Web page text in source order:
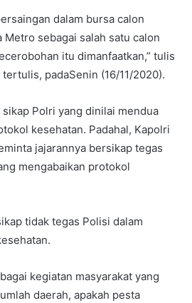
dalam bursa calon
Metro sebagai salah satu calon
itu dimanfaatkan,” tulis
padaSenin (16/11/2020).
Polri yang dinilai mendua
kesehatan. Padahal, Kapolri
jajarannya bersikap tegas
mengabaikan protokol
tidak tegas Polisi dalam
kegiatan masyarakat yang
daerah, apakah pesta